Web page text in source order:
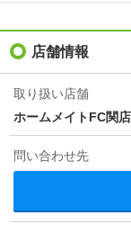
店舗情報
取り扱い店舗
ホームメイトFC関
問い合わせ先